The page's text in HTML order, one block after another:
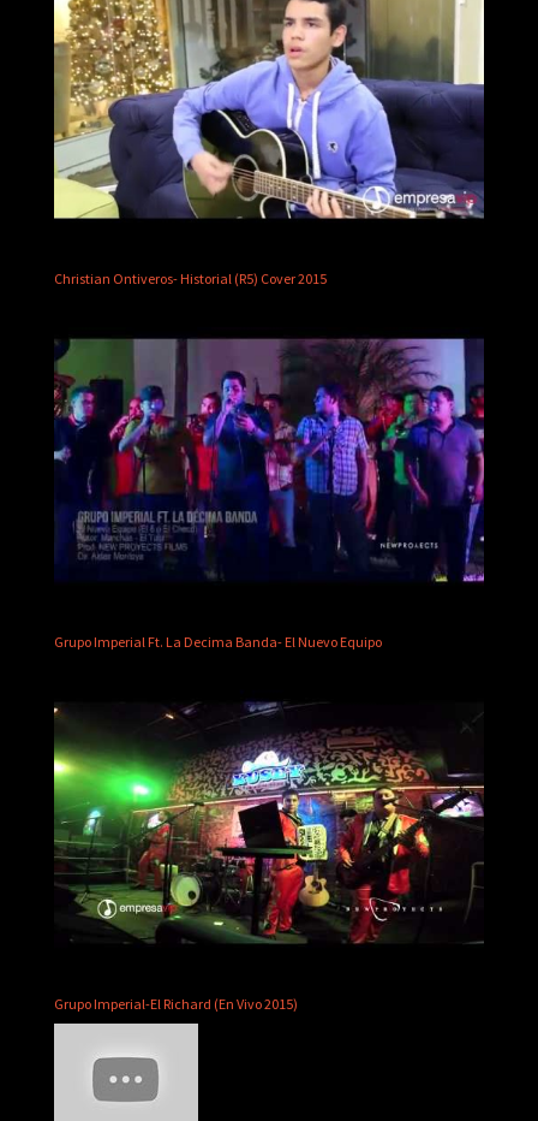
Christian Ontiveros- Historial (R5) Cover 2015
Grupo Imperial Ft. La Decima Banda- El Nuevo Equipo
Grupo Imperial-El Richard (En Vivo 2015)